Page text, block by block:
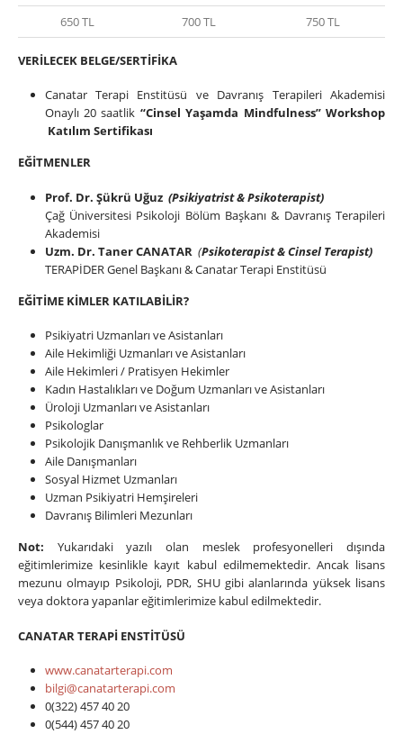
650 TL
700 TL 750 TL
VERİLECEK BELGE/SERTİFİKA
Canatar Terapi Enstitüsü ve Davranış Terapileri Akademisi
Onaylı 20 saatlik “Cinsel Yaşamda Mindfulness” Workshop
Katılım Sertifikası
EĞİTMENLER
Prof. Dr. Şükrü Uğuz (Psikiyatrist & Psikoterapist)
Çağ Üniversitesi Psikoloji Bölüm Başkanı & Davranış Terapileri
Akademisi
Uzm. Dr. Taner CANATAR (Psikoterapist & Cinsel Terapist)
TERAPİDER Genel Başkanı & Canatar Terapi Enstitüsü
EĞİTİME KİMLER KATILABİLİR?
Psikiyatri Uzmanları ve Asistanları
Aile Hekimliği Uzmanları ve Asistanları
Aile Hekimleri / Pratisyen Hekimler
Kadın Hastalıkları ve Doğum Uzmanları ve Asistanları
Üroloji Uzmanları ve Asistanları
Psikologlar
Psikolojik Danışmanlık ve Rehberlik Uzmanları
Aile Danışmanları
Sosyal Hizmet Uzmanları
Uzman Psikiyatri Hemşireleri
Davranış Bilimleri Mezunları
Not: Yukarıdaki yazılı olan meslek profesyonelleri dışında
eğitimlerimize kesinlikle kayıt kabul edilmemektedir. Ancak lisans
mezunu olmayıp Psikoloji, PDR, SHU gibi alanlarında yüksek lisans
veya doktora yapanlar eğitimlerimize kabul edilmektedir.
CANATAR TERAPİ ENSTİTÜSÜ
www.canatarterapi.com
bilgi@canatarterapi.com
0(322) 457 40 20
0(544) 457 40 20